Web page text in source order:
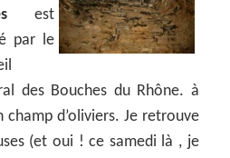
est
par le
des Bouches du Rhône. à
champ d’oliviers. Je retrouve
(et oui ! ce samedi là , je